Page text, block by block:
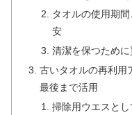
タオルの使用期
安
清潔を保つため
古いタオルの再利用
最後まで活用
掃除用ウエスと